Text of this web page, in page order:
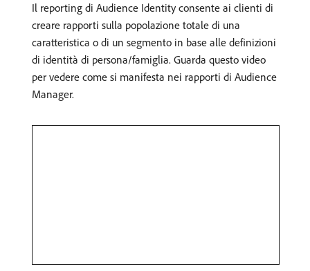
Il reporting di Audience Identity consente ai clienti di
creare rapporti sulla popolazione totale di una
caratteristica o di un segmento in base alle definizioni
di identità di persona/famiglia. Guarda questo video
per vedere come si manifesta nei rapporti di Audience
Manager.